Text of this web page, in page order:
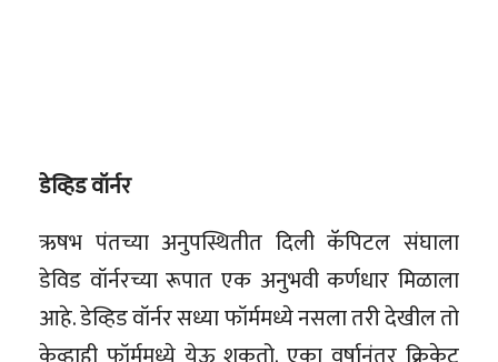
डेव्हिड वॉर्नर
ऋषभ पंतच्या अनुपस्थितीत दिली कॅपिटल संघाला
डेविड वॉर्नरच्या रूपात एक अनुभवी कर्णधार मिळाला
आहे. डेव्हिड वॉर्नर सध्या फॉर्ममध्ये नसला तरी देखील तो